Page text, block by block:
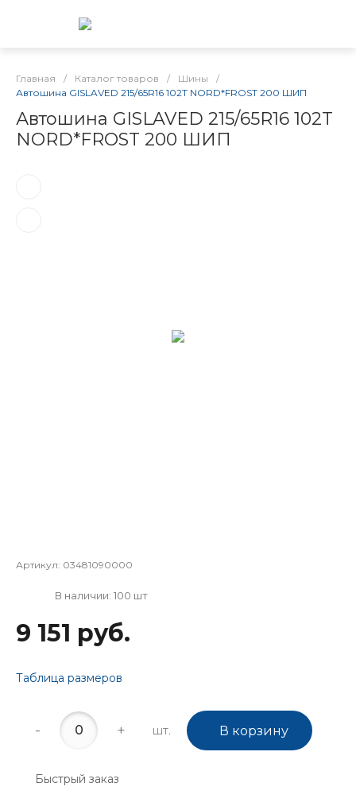
Главная / Каталог товаров / Шины
/
Автошина GISLAVED 215/65R16 102T NORD*FROST 200 ШИП
Автошина GISLAVED 215/65R16 102T
NORD*FROST 200 ШИП
Артикул: 03481090000
В наличии: 100 шт
9 151 руб.
Таблица размеров
- + шт. В корзину
Быстрый заказ